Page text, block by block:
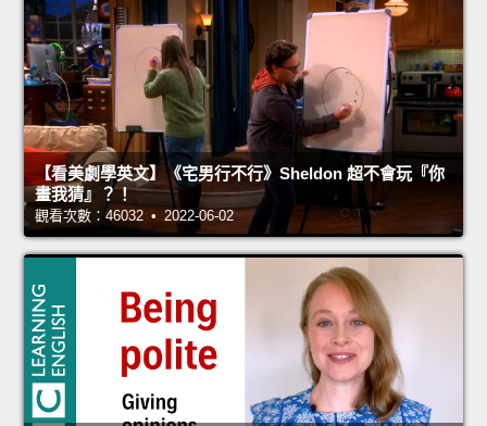
【看美劇學英文】《宅男行不行》Sheldon 超不會玩『你
畫我猜』？！
觀看次數：46032 • 2022-06-02